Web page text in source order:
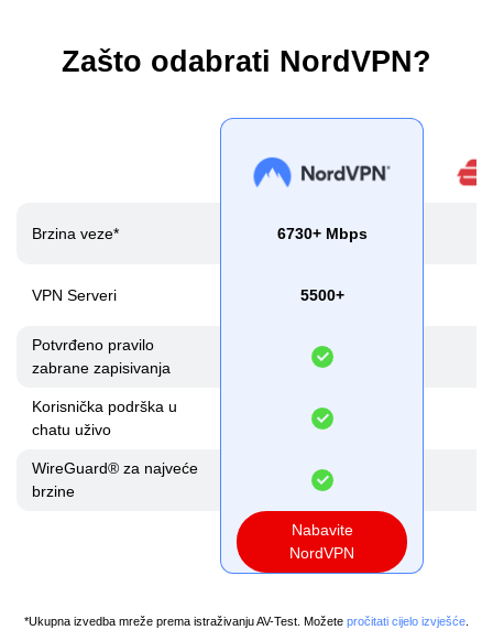
Zašto odabrati NordVPN?
Brzina veze* 6730+ Mbps
VPN Serveri 5500+
Potvrđeno pravilo
zabrane zapisivanja
Korisnička podrška u
chatu uživo
WireGuard® za najveće
brzine
Nabavite
NordVPN
*Ukupna izvedba mreže prema istraživanju AV-Test. Možete pročitati cijelo izvješće